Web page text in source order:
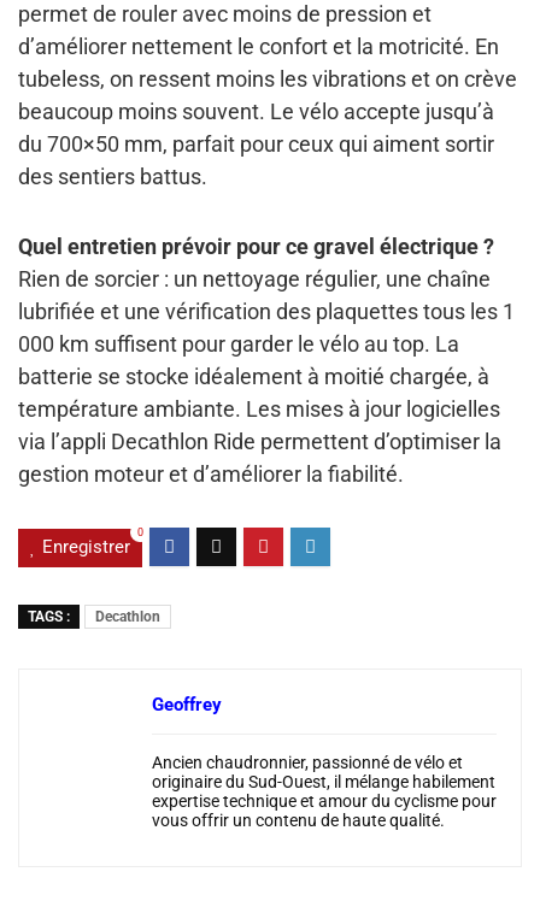
permet de rouler avec moins de pression et
d’améliorer nettement le confort et la motricité. En
tubeless, on ressent moins les vibrations et on crève
beaucoup moins souvent. Le vélo accepte jusqu’à
du 700×50 mm, parfait pour ceux qui aiment sortir
des sentiers battus.
Quel entretien prévoir pour ce gravel électrique ?
Rien de sorcier : un nettoyage régulier, une chaîne
lubrifiée et une vérification des plaquettes tous les 1
000 km suffisent pour garder le vélo au top. La
batterie se stocke idéalement à moitié chargée, à
température ambiante. Les mises à jour logicielles
via l’appli Decathlon Ride permettent d’optimiser la
gestion moteur et d’améliorer la fiabilité.
Enregistrer
0
TAGS : Decathlon
Geoffrey
Ancien chaudronnier, passionné de vélo et
originaire du Sud-Ouest, il mélange habilement
expertise technique et amour du cyclisme pour
vous offrir un contenu de haute qualité.